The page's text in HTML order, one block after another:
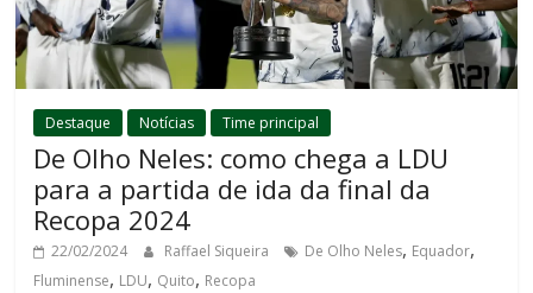
Destaque Notícias Time principal
De Olho Neles: como chega a LDU
para a partida de ida da final da
Recopa 2024
22/02/2024 Raffael Siqueira De Olho Neles, Equador,
Fluminense, LDU, Quito, Recopa